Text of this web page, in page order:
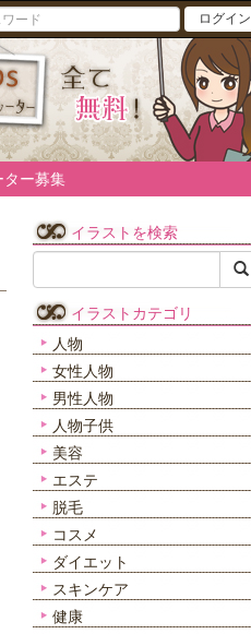
ログイン
ター募集
イラストを検索
イラストカテゴリ
人物
女性人物
男性人物
人物子供
美容
エステ
脱毛
コスメ
ダイエット
スキンケア
健康